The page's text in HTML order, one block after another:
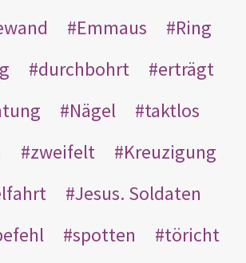
Emmaus
Ring
durchbohrt
erträgt
Nägel
taktlos
zweifelt
Kreuzigung
Jesus. Soldaten
spotten
töricht